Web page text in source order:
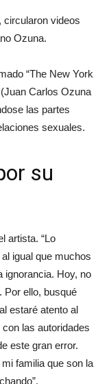
circularon videos
Ozuna.
“The New York
Carlos Ozuna
las partes
sexuales.
su
artista. “Lo
igual que muchos
ignorancia. Hoy, no
Por ello, busqué
estaré atento al
las autoridades
este gran error.
familia que son la